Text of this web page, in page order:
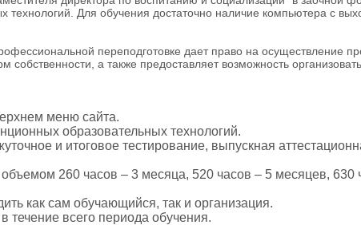
технологий. Для обучения достаточно наличие компьютера с
переподготовке дает право на осуществление
а также предоставляет возможность
меню сайта.
образовательных технологий.
и итоговое тестирование, выпускная
260 часов – 3 месяца, 520 часов – 5 месяцев, 630
как сам обучающийся, так и организация.
течение всего периода обучения.